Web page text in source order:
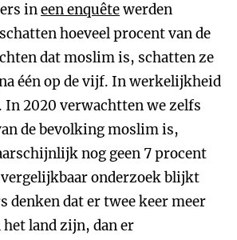
ineen enquêtewerden
hoeveel procent van de
dat moslim is, schatten ze
één op de vijf. In werkelijkheid
In 2020 verwachtten we zelfs
de bevolking moslim is,
nog geen 7 procent
onderzoek blijkt
denken dat er twee keer meer
land zijn, dan er